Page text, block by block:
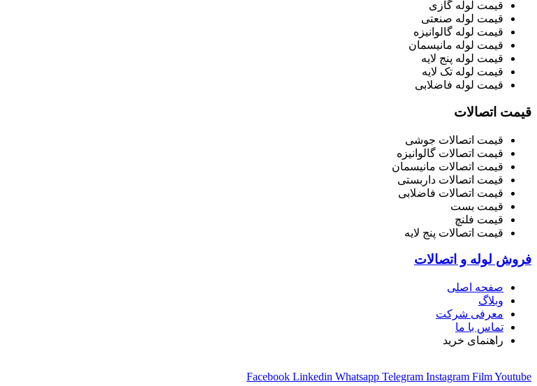
قیمت لوله گازی
قیمت لوله صنعتی
قیمت لوله گالوانیزه
قیمت لوله مانیسمان
قیمت لوله پنج لایه
قیمت لوله تک لایه
قیمت لوله فاضلابی
قیمت اتصالات
قیمت اتصالات جوشی
قیمت اتصالات گالوانیزه
قیمت اتصالات مانیسمان
قیمت اتصالات داربستی
قیمت اتصالات فاضلابی
قیمت بست
قیمت فلنچ
قیمت اتصالات پنج لایه
فروش لوله و اتصالات
صفحه اصلی
وبلاگ
معرفی شرکت
تماس با ما
راهنمای خرید
Facebook Linkedin Whatsapp Telegram Instagram FilmYoutube